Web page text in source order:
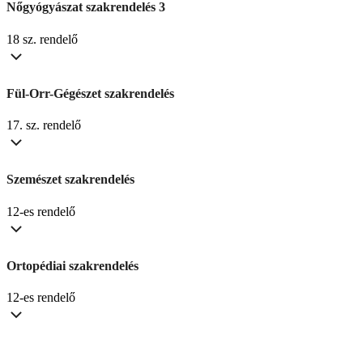
Nőgyógyászat szakrendelés 3
18 sz. rendelő
Fül-Orr-Gégészet szakrendelés
17. sz. rendelő
Szemészet szakrendelés
12-es rendelő
Ortopédiai szakrendelés
12-es rendelő